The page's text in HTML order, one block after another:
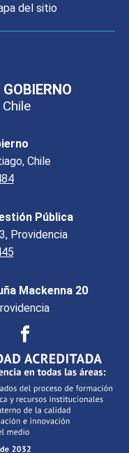
del sitio
Chile
Pública
Providencia
Mackenna 20